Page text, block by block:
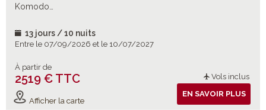
Komodo…
13 jours / 10 nuits
Entre le 07/09/2026 et le 10/07/2027
À partir de
2519 € TTC Vols inclus
Afficher la carte
EN SAVOIR PLUS